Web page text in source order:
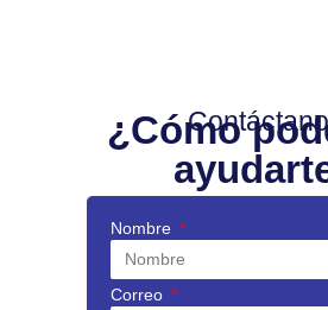
¿Cómo
Nombre
Correo